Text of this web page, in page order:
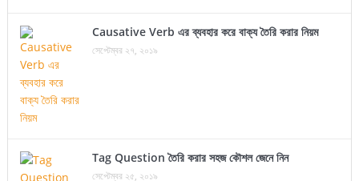
Causative Verb এর ব্যবহার করে বাক্য তৈরি করার নিয়ম
সেপ্টেম্বর ২৭, ২০১৯
Tag Question তৈরি করার সহজ কৌশল জেনে নিন
সেপ্টেম্বর ২৫, ২০১৯